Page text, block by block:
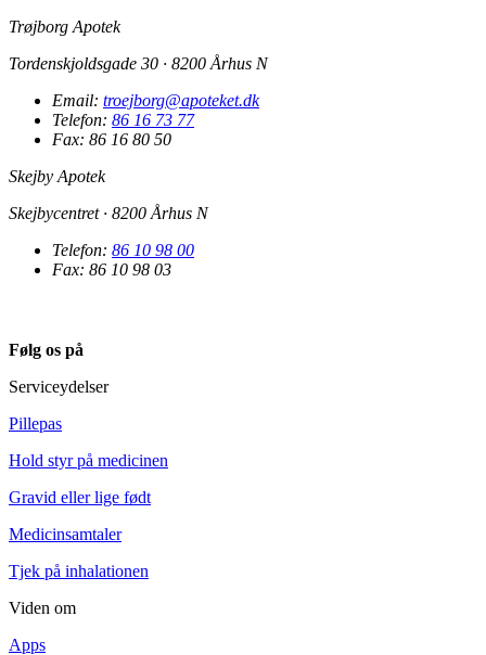
Trøjborg Apotek
Tordenskjoldsgade 30 · 8200 Århus N
Email: troejborg@apoteket.dk
Telefon: 86 16 73 77
Fax: 86 16 80 50
Skejby Apotek
Skejbycentret · 8200 Århus N
Telefon: 86 10 98 00
Fax: 86 10 98 03
Følg os på
Serviceydelser
Pillepas
Hold styr på medicinen
Gravid eller lige født
Medicinsamtaler
Tjek på inhalationen
Viden om
Apps